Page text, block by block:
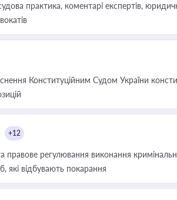
практика, коментарі експертів,
Конституційним Судом України
+12
правове регулювання виконання
які відбувають покарання